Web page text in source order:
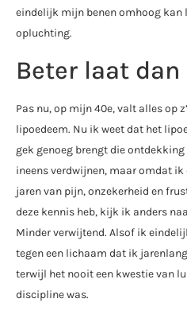
eindelijk mijn benen omhoog kan
opluchting.
Beter laat
Pas nu, op mijn 40e, valt alles op
lipoedeem. Nu ik weet dat het
gek genoeg brengt die
ineens verdwijnen, maar omdat
jaren van pijn, onzekerheid en
deze kennis heb, kijk ik anders
Minder verwijtend. Alsof ik
tegen een lichaam dat ik
terwijl het nooit een kwestie van
discipline was.